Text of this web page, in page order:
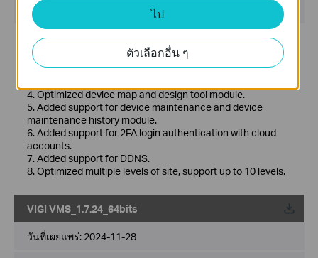
ระบบปฎิบัติการ: Windows 7/10/11/Server 2008 32bits
New Features& Enhancements :
1. Optimized playback module.
2. Added support for custom alert.
4. Optimized device map and design tool module.
5. Added support for device maintenance and device
maintenance history module.
6. Added support for 2FA login authentication with cloud
accounts.
7. Added support for DDNS.
8. Optimized multiple levels of site, support up to 10 levels.
VIGI VMS_1.7.24_64bits
วันที่เผยแพร่: 2024-11-28
ไป
ตัวเลือกอื่น ๆ